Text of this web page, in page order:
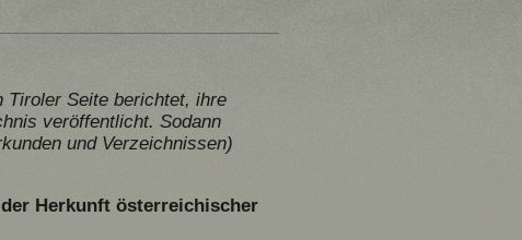
Tiroler Seite berichtet, ihre
veröffentlicht. Sodann
und Verzeichnissen)
Herkunft österreichischer